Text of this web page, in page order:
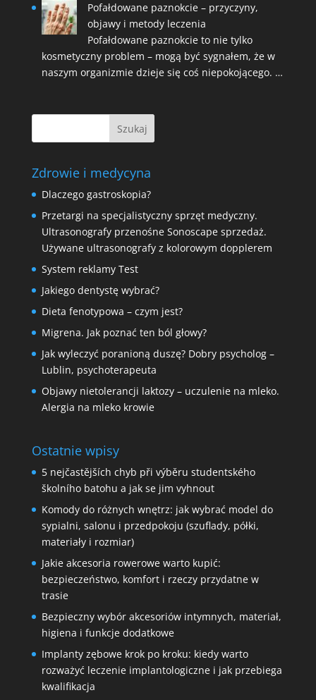
Pofałdowane paznokcie – przyczyny,
objawy i metody leczenia
Pofałdowane paznokcie to nie tylko
kosmetyczny problem – mogą być sygnałem, że w
naszym organizmie dzieje się coś niepokojącego. …
Zdrowie i medycyna
Dlaczego gastroskopia?
Przetargi na specjalistyczny sprzęt medyczny.
Ultrasonografy przenośne Sonoscape sprzedaż.
Używane ultrasonografy z kolorowym dopplerem
System reklamy Test
Jakiego dentystę wybrać?
Dieta fenotypowa – czym jest?
Migrena. Jak poznać ten ból głowy?
Jak wyleczyć poranioną duszę? Dobry psycholog –
Lublin, psychoterapeuta
Objawy nietolerancji laktozy – uczulenie na mleko.
Alergia na mleko krowie
Ostatnie wpisy
5 nejčastějších chyb při výběru studentského
školního batohu a jak se jim vyhnout
Komody do różnych wnętrz: jak wybrać model do
sypialni, salonu i przedpokoju (szuflady, półki,
materiały i rozmiar)
Jakie akcesoria rowerowe warto kupić:
bezpieczeństwo, komfort i rzeczy przydatne w
trasie
Bezpieczny wybór akcesoriów intymnych, materiał,
higiena i funkcje dodatkowe
Implanty zębowe krok po kroku: kiedy warto
rozważyć leczenie implantologiczne i jak przebiega
kwalifikacja